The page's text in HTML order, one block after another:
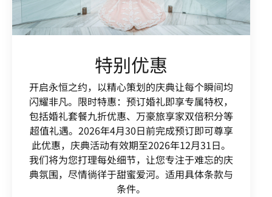
特别优惠
开启永恒之约，以精心策划的庆典让每个瞬间均
闪耀非凡。限时特惠：预订婚礼即享专属特权，
包括婚礼套餐九折优惠、万豪旅享家双倍积分等
超值礼遇。2026年4月30日前完成预订即可尊享
此优惠，庆典活动有效期至2026年12月31日。
我们将为您打理每处细节，让您专注于难忘的庆
典氛围，尽情徜徉于甜蜜爱河。适用具体条款与
条件。